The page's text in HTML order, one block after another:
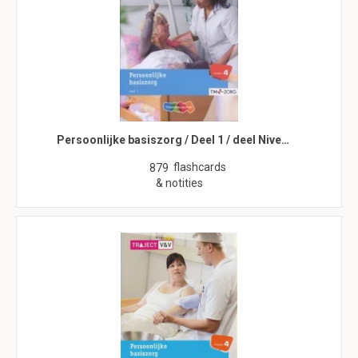
Persoonlijke basiszorg / Deel 1 / deel Nive…
879 flashcards
& notities